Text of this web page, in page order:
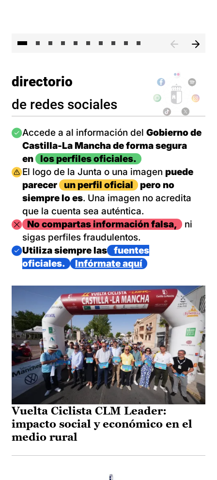
directorio
de redes sociales
Imagen
Accede a al información del Gobierno de
Castilla-La Mancha de forma segura
en
los perfiles oficiales.
Imagen
El logo de la Junta o una imagen puede
parecer
un perfil oficial
pero no
siempre lo es. Una imagen no acredita
que la cuenta sea auténtica.
ImagenNo compartas información falsa,
ni
sigas perfiles fraudulentos.
Imagen
Utiliza siempre las
fuentes
oficiales.
Infórmate aquí
Vuelta Ciclista CLM Leader:
impacto social y económico en el
medio rural